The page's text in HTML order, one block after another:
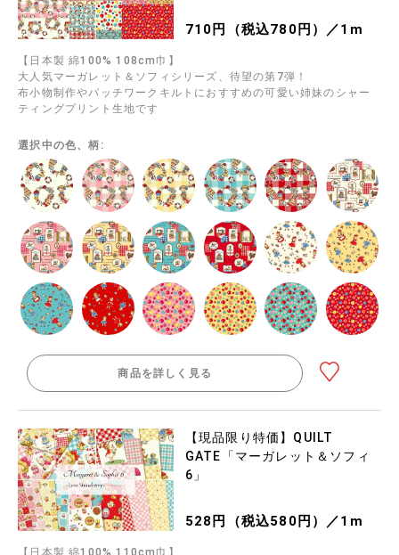
710円（税込780円）／1m
【日本製 綿100% 108cm巾】
大人気マーガレット＆ソフィシリーズ、待望の第7弾！
布小物制作やパッチワークキルトにおすすめの可愛い姉妹のシャー
ティングプリント生地です
選択中の色、柄:
商品を詳しく見る
【現品限り特価】QUILT
GATE「マーガレット＆ソフィ
6」
528円（税込580円）／1m
【日本製 綿100% 110cm巾】